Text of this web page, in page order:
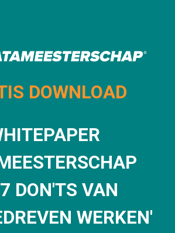
DOWNLOAD
DON'TS VAN
WERKEN'